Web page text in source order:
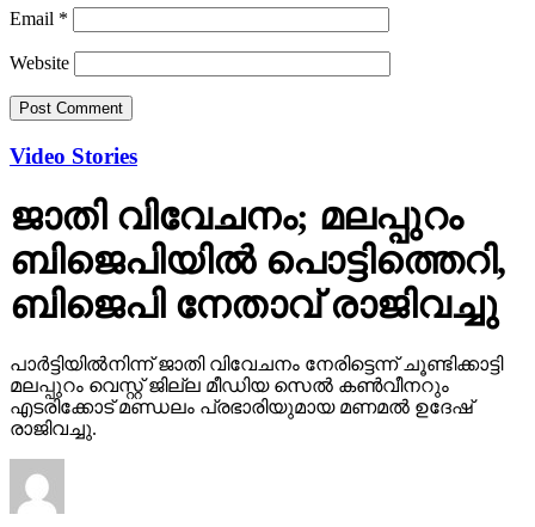
Email *
Website
Video Stories
ജാതി വിവേചനം; മലപ്പുറം
ബിജെപിയില്‍ പൊട്ടിത്തെറി,
ബിജെപി നേതാവ് രാജിവച്ചു
പാര്‍ട്ടിയില്‍നിന്ന് ജാതി വിവേചനം നേരിട്ടെന്ന് ചൂണ്ടിക്കാട്ടി
മലപ്പുറം വെസ്റ്റ് ജില്ല മീഡിയ സെല്‍ കണ്‍വീനറും
എടരിക്കോട് മണ്ഡലം പ്രഭാരിയുമായ മണമല്‍ ഉദേഷ്
രാജിവച്ചു.